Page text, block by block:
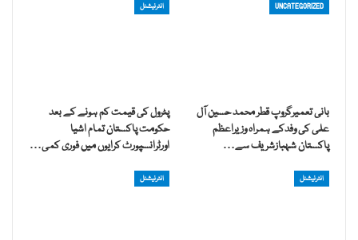
UNCATEGORIZED
بانی تعمیرگروپ قطر محمد حسین آل
علی کی وفدکے ہمراہ وزیراعظم
پاکستان شہبازشریف سے…
انٹرنیشنل
پٹرول کی قیمت کم ہونے کے بعد
حکومت پاکستان تمام اشیا
اورٹرانسپورٹ کرایوں میں فوری کمی…
انٹرنیشنل انٹرنیشنل